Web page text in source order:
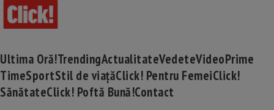
Ultima Oră!TrendingActualitateVedeteVideoPrime
TimeSportStil de viațăClick! Pentru FemeiClick!
SănătateClick! Poftă Bună!Contact